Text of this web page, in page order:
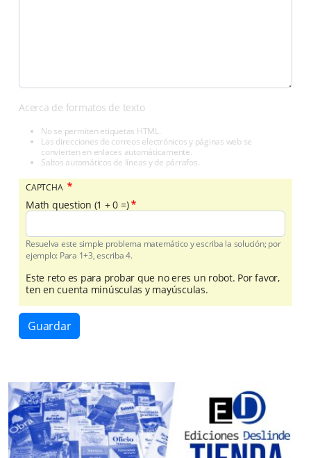
Acerca de formatos de texto
No se permiten etiquetas HTML.
Las direcciones de correos electrónicos y páginas web se
convierten en enlaces automáticamente.
Saltos automáticos de líneas y de párrafos.
CAPTCHA
Math question (1 + 0 =)
Resuelva este simple problema matemático y escriba la solución; por
ejemplo: Para 1+3, escriba 4.
Este reto es para probar que no eres un robot. Por favor,
ten en cuenta minúsculas y mayúsculas.
Guardar